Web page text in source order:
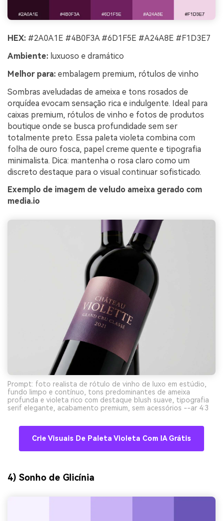
HEX: #2A0A1E #4B0F3A #6D1F5E #A24A8E #F1D3E7
Ambiente: luxuoso e dramático
Melhor para: embalagem premium, rótulos de vinho
Sombras aveludadas de ameixa e tons rosados de
orquídea evocam sensação rica e indulgente. Ideal para
caixas premium, rótulos de vinho e fotos de produtos
boutique onde se busca profundidade sem ser
totalmente preto. Essa paleta violeta combina com
folha de ouro fosca, papel creme quente e tipografia
minimalista. Dica: mantenha o rosa claro como um
discreto destaque para o visual continuar sofisticado.
Exemplo de imagem de veludo ameixa gerado com
media.io
Prompt: foto realista de rótulo de vinho de luxo em estúdio,
fundo limpo e contínuo, tons predominantes de ameixa
profunda e violeta rico com destaque blush suave, tipografia
serif elegante, acabamento premium, sem acessórios --ar 4:3
Crie Visuais De Paleta Violeta Com IA Grátis
4) Sonho de Glicínia